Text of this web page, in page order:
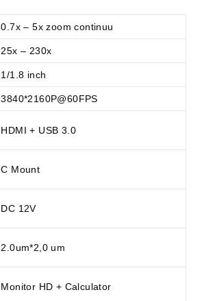
0.7x – 5x zoom continuu
25x – 230x
1/1.8 inch
3840*2160P@60FPS
HDMI + USB 3.0
C Mount
DC 12V
2.0um*2,0 um
Monitor HD + Calculator